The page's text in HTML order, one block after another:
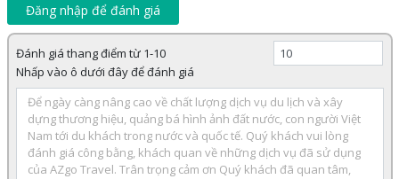
Đăng nhập để đánh giá
Đánh giá thang điểm từ 1-10
Nhấp vào ô dưới đây để đánh giá